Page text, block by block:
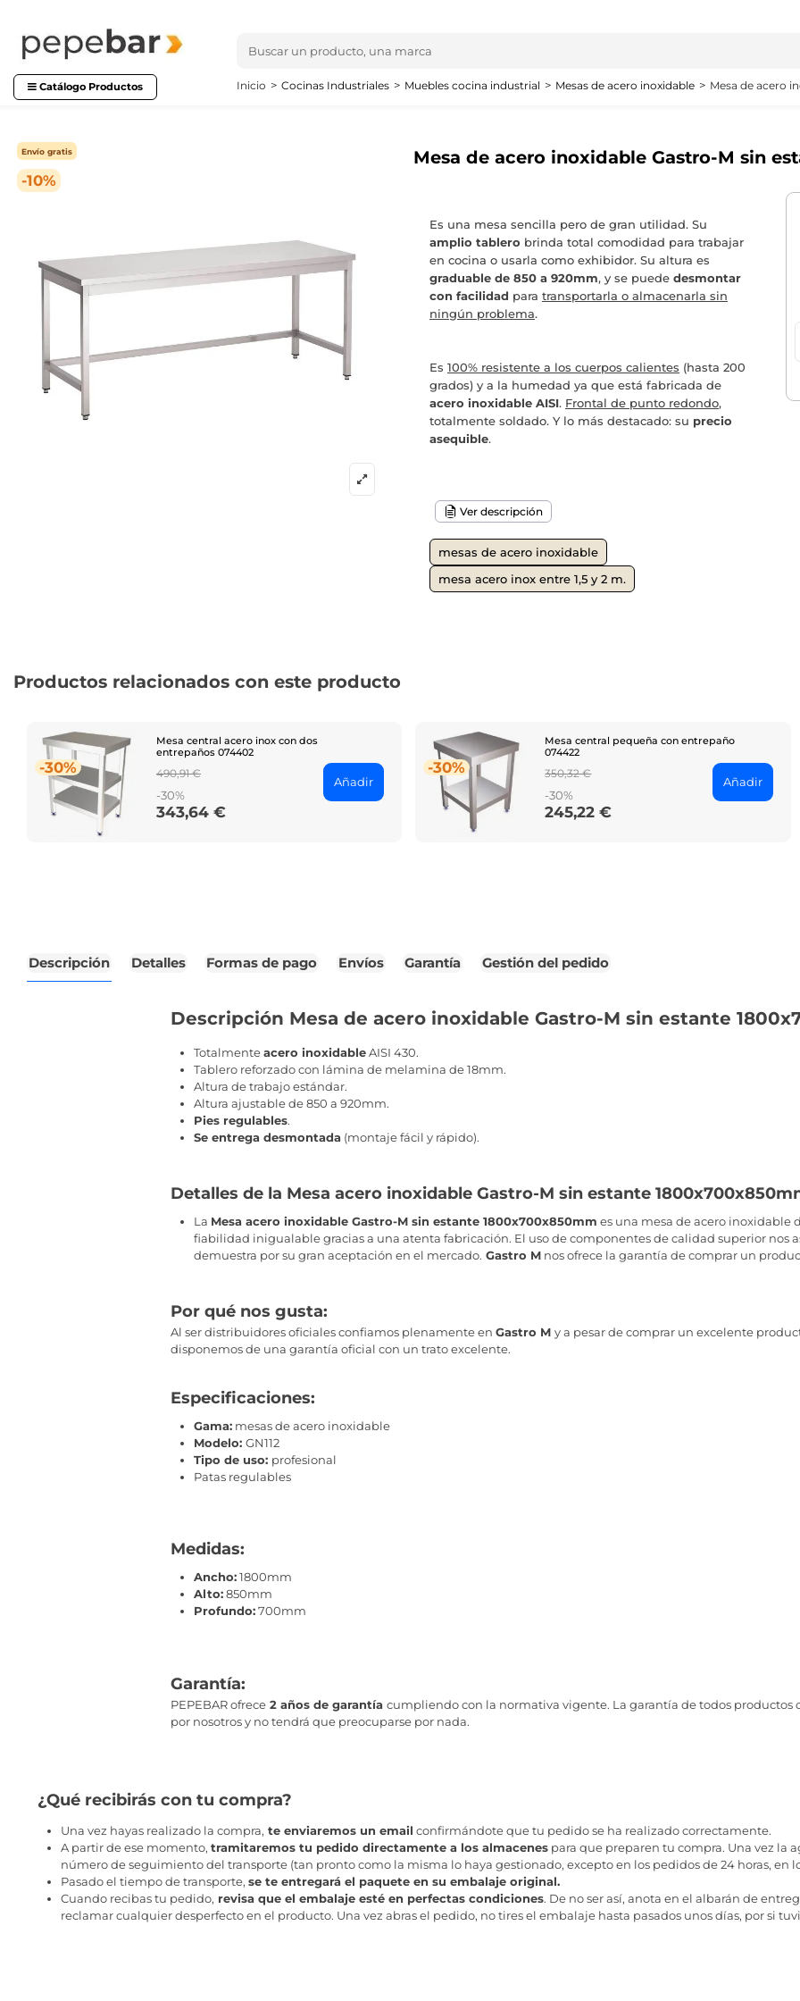
Catálogo Productos Inicio Cocinas Industriales Muebles cocina industrial Mesas de acero inoxidable Mesa de acero
-10%
Envío gratis Mesa de acero inoxidable Gastro-M sin
Es una mesa sencilla pero de gran utilidad. Su
amplio tablero brinda total comodidad para trabajar
en cocina o usarla como exhibidor. Su altura es
graduable de 850 a 920mm, y se puede desmontar
con facilidad para transportarla o almacenarla sin
ningún problema.
Es 100% resistente a los cuerpos calientes (hasta 200
grados) y a la humedad ya que está fabricada de
acero inoxidable AISI. Frontal de punto redondo,
totalmente soldado. Y lo más destacado: su precio
asequible.
Ver descripción
mesas de acero inoxidable
mesa acero inox entre 1,5 y 2 m.
Productos relacionados con este producto
-30%
Mesa central acero inox con dos
entrepaños 074402
Regular
price
490,91 €
-30%
Price
343,64 €
Añadir
-30%
Mesa central pequeña con entrepaño
074422
Regular
price
350,32 €
-30%
Price
245,22 €
Añadir
Descripción Detalles Formas de pago Envíos Garantía Gestión del pedido
Descripción Mesa de acero inoxidable Gastro-M sin estante
Totalmenteacero inoxidableAISI 430.
Tablero reforzado con lámina de melamina de 18mm.
Altura de trabajo estándar.
Altura ajustable de 850 a 920mm.
Pies regulables.
Se entrega desmontada (montaje fácil y rápido).
Detalles de la Mesa acero inoxidable Gastro-M sin estante
La Mesa acero inoxidable Gastro-M sin estante 1800x700x850mm es una mesa de acero inoxidable
fiabilidad inigualable gracias a una atenta fabricación. El uso de componentes de calidad superior nos
demuestra por su gran aceptación en el mercado. Gastro M nos ofrece la garantía de comprar un
Por qué nos gusta:
Al ser distribuidores oficiales confiamos plenamente en Gastro M y a pesar de comprar un excelente
disponemos de una garantía oficial con un trato excelente.
Especificaciones:
Gama: mesas de acero inoxidable
Modelo: GN112
Tipo de uso: profesional
Patas regulables
Medidas:
Ancho:1800mm
Alto:850mm
Profundo:700mm
Garantía:
PEPEBAR ofrece 2 años de garantía cumpliendo con la normativa vigente. La garantía de todos productos
por nosotros y no tendrá que preocuparse por nada.
¿Qué recibirás con tu compra?
Una vez hayas realizado la compra, te enviaremos un email confirmándote que tu pedido se ha realizado correctamente.
A partir de ese momento, tramitaremos tu pedido directamente a los almacenespara que preparen tu compra. Una vez la
número de seguimiento del transporte (tan pronto como la misma lo haya gestionado, excepto en los pedidos de 24 horas, en
Pasado el tiempo de transporte, se te entregará el paquete en su embalaje original.
Cuando recibas tu pedido, revisa que el embalaje esté en perfectas condiciones. De no ser así, anota en el albarán de
reclamar cualquier desperfecto en el producto. Una vez abras el pedido, no tires el embalaje hasta pasados unos días, por si